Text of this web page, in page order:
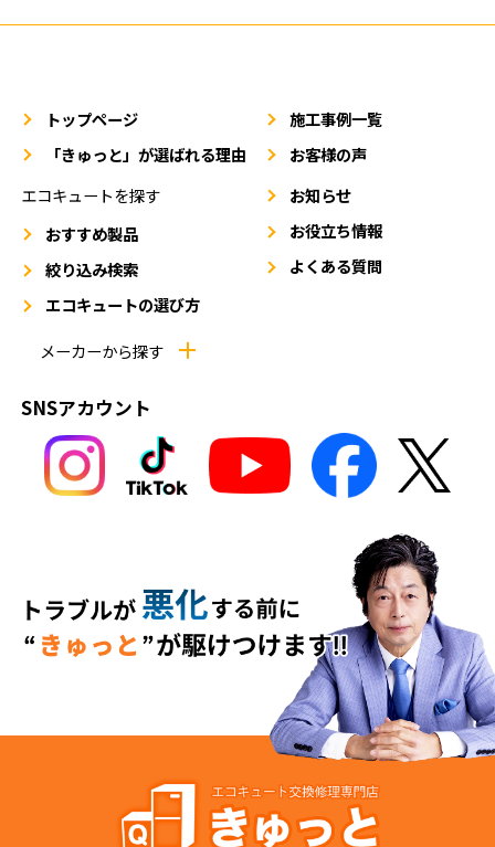
トップページ
「きゅっと」が選ばれる理由
エコキュートを探す
おすすめ製品
絞り込み検索
エコキュートの選び方
メーカーから探す
施工事例一覧
お客様の声
お知らせ
お役立ち情報
よくある質問
SNSアカウント